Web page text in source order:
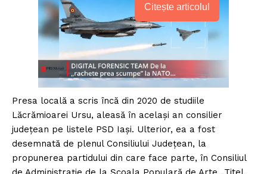
Citește articolul
Presa locală a scris încă din 2020 de studiile
Lăcrămioarei Ursu, aleasă în același an consilier
județean pe listele PSD Iași. Ulterior, ea a fost
desemnată de plenul Consiliului Județean, la
propunerea partidului din care face parte, în Consiliul